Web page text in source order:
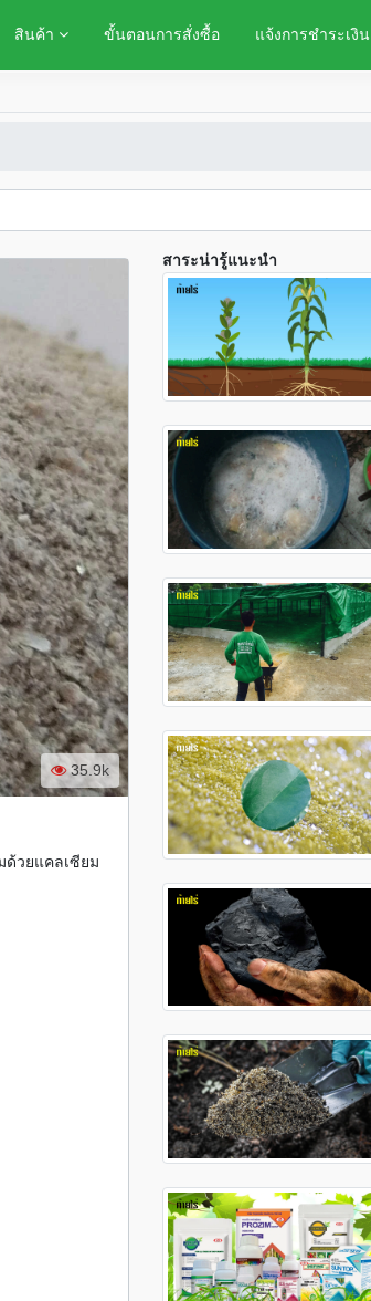
สินค้า ขั้นตอนการสั่งซื้อ แจ้งการชำระเงิน
35.9k
ด้วยแคลเซียม
สาระน่ารู้แนะนำ